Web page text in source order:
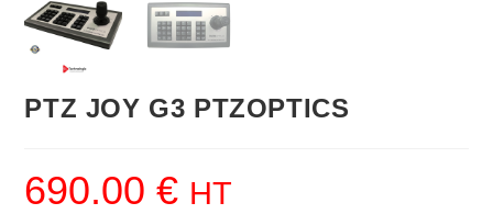
PTZ JOY G3 PTZOPTICS
690.00€ HT